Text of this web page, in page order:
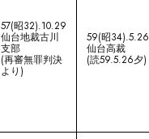
57(昭32).10.29
仙台地裁古川
支部
(再審無罪判決
より)
59(昭34).5.26
仙台高裁
(読59.5.26夕)